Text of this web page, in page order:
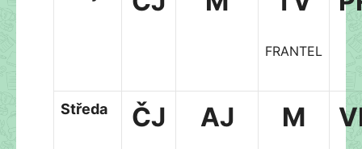
FRANTEL
Středa ČJ AJ M